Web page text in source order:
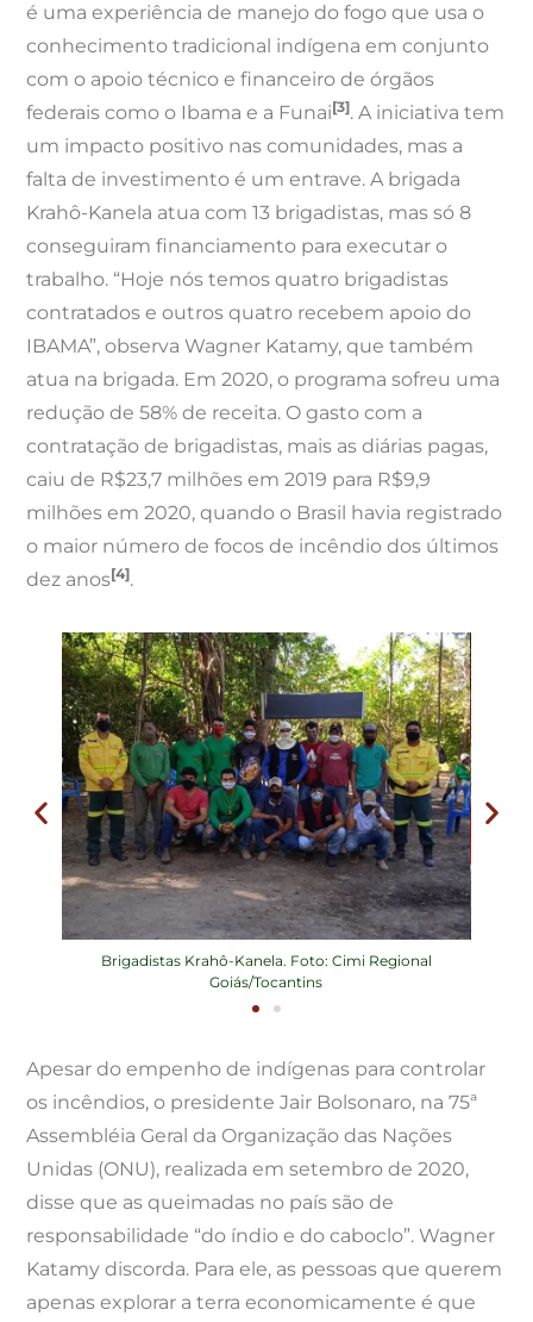
é uma experiência de manejo do fogo que usa o
conhecimento tradicional indígena em conjunto
com o apoio técnico e financeiro de órgãos
federais como o Ibama e a Funai[3]. A iniciativa tem
um impacto positivo nas comunidades, mas a
falta de investimento é um entrave. A brigada
Krahô-Kanela atua com 13 brigadistas, mas só 8
conseguiram financiamento para executar o
trabalho. “Hoje nós temos quatro brigadistas
contratados e outros quatro recebem apoio do
IBAMA”, observa Wagner Katamy, que também
atua na brigada. Em 2020, o programa sofreu uma
redução de 58% de receita. O gasto com a
contratação de brigadistas, mais as diárias pagas,
caiu de R$23,7 milhões em 2019 para R$9,9
milhões em 2020, quando o Brasil havia registrado
o maior número de focos de incêndio dos últimos
dez anos[4].
Brigadistas Krahô-Kanela. Foto: Cimi Regional
Goiás/Tocantins
Apesar do empenho de indígenas para controlar
os incêndios, o presidente Jair Bolsonaro, na 75ª
Assembléia Geral da Organização das Nações
Unidas (ONU), realizada em setembro de 2020,
disse que as queimadas no país são de
responsabilidade “do índio e do caboclo”. Wagner
Katamy discorda. Para ele, as pessoas que querem
apenas explorar a terra economicamente é que